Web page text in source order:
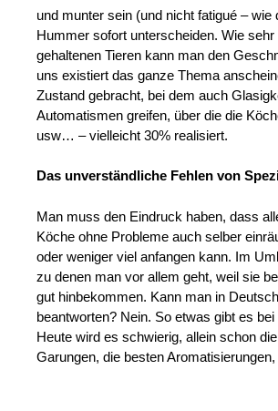
und munter sein (und nicht fatigué –
Hummer sofort unterscheiden. Wie
gehaltenen Tieren kann man den
uns existiert das ganze Thema
Zustand gebracht, bei dem auch
Automatismen greifen, über die die
usw… – vielleicht 30% realisiert.
Das unverständliche Fehlen von
Man muss den Eindruck haben, dass
Köche ohne Probleme auch selber
oder weniger viel anfangen kann. Im
zu denen man vor allem geht, weil sie
gut hinbekommen. Kann man in
beantworten? Nein. So etwas gibt es
Heute wird es schwierig, allein schon
Garungen, die besten